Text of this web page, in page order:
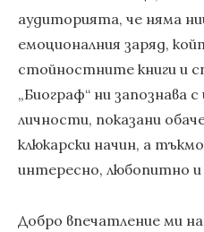
аудиторията, че няма
емоционалния заряд,
стойностните книги и
„Биограф“ ни запознава
личности, показани
клюкарски начин, а
интересно, любопитно
Добро впечатление ми